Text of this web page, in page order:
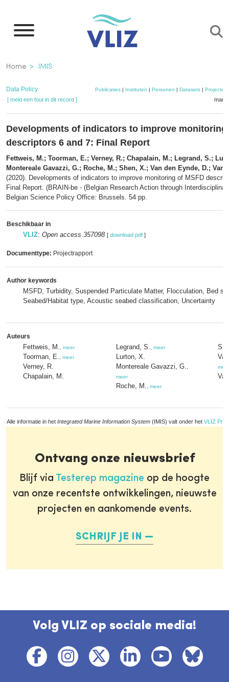
naar
inhoud
gaan
Kruimelpad
Home IMIS
Data Policy Publicaties| Instituten | Personen | Datasets| Projecten
[ meld een fout in dit record ]
Developments of indicators to improve monitoring
descriptors 6 and 7: Final Report
Fettweis, M.; Toorman, E.; Verney, R.; Chapalain, M.; Legrand, S.;
Montereale Gavazzi, G.; Roche, M.; Shen, X.; Van den Eynde, D.; Van
(2020). Developments of indicators to improve monitoring of MSFD
Final Report. (BRAIN-be - (Belgian Research Action through
Belgian Science Policy Office: Brussels. 54 pp.
Beschikbaar in
VLIZ: Open access 357098 [ download pdf ]
Documenttype: Projectrapport
Author keywords
MSFD, Turbidity, Suspended Particulate Matter, Flocculation, Bed
Seabed/Habitat type, Acoustic seabed classification, Uncertainty
Auteurs
Fettweis, M. meer
Toorman, E. meer
Verney, R.
Chapalain, M.
Legrand, S. meer
Lurton, X.
Montereale Gavazzi, G.
meer
Roche, M. meer
meer
Alle informatie in het Integrated Marine Information System (IMIS) valt onder het VLIZ
Ontvang onze nieuwsbrief
Blijf via Testerep magazine op de hoogte
van onze recentste ontwikkelingen, nieuwste
projecten en aankomende events.
SCHRIJF JE IN
Volg VLIZ op sociale media!